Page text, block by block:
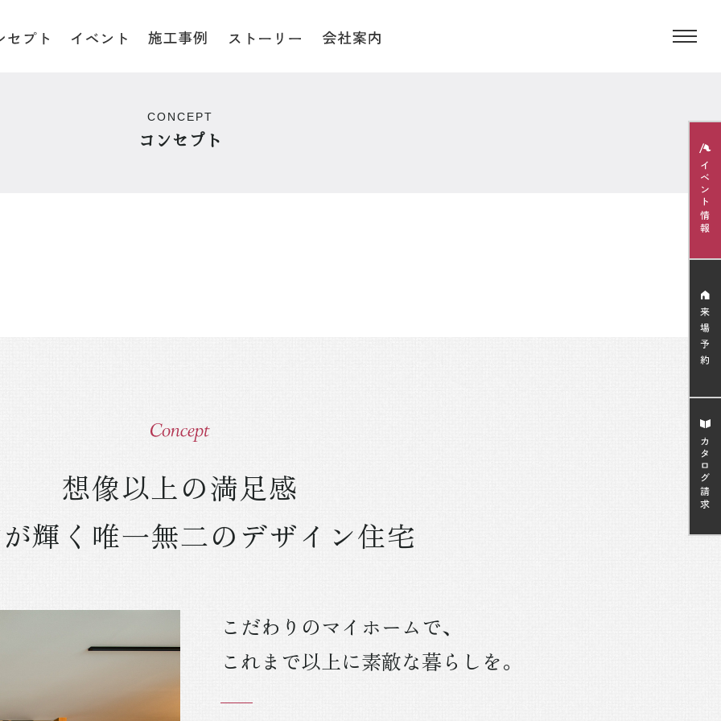
CONCEPT
コンセプト
想像以上の満足感
輝く唯一無二のデザイン住宅
こだわりのマイホームで、
これまで以上に素敵な暮らしを。